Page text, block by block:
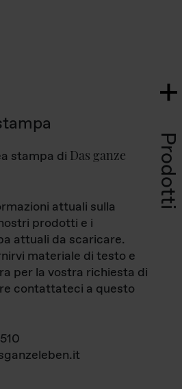
Prodotti
stampa di Das ganze
attuali sulla
prodotti e i
attuali da scaricare.
materiale di testo e
per la vostra richiesta di
contattateci a questo